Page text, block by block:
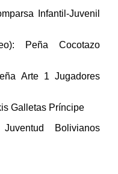
Infantil-Juvenil
Peña Cocotazo
Arte 1 Jugadores
Galletas Príncipe
Bolivianos